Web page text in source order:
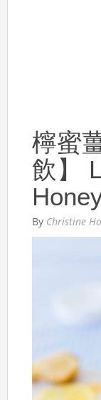
檸蜜
飲】
By Christine Ho